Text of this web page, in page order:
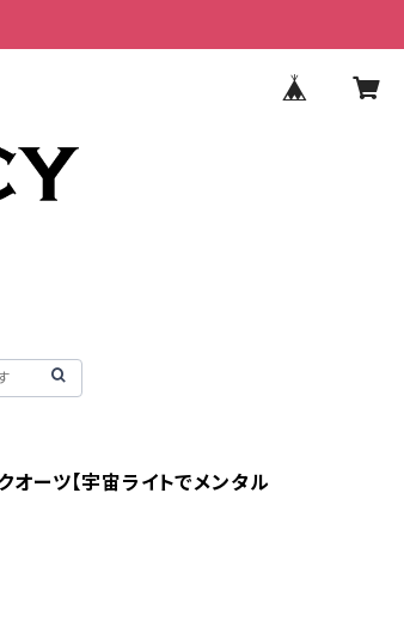
オーツ【宇宙ライトでメンタル